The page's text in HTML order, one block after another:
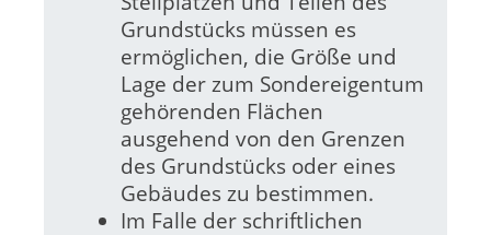
Grundstücks müssen es
ermöglichen, die Größe und
Lage der zum Sondereigentum
gehörenden Flächen
ausgehend von den Grenzen
des Grundstücks oder eines
Gebäudes zu bestimmen.
Im Falle der schriftlichen